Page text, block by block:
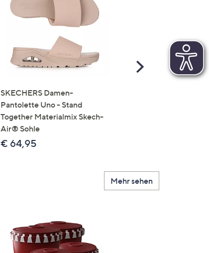
SKECHERS Damen-
Pantolette Uno - Stand
Together Materialmix Skech-
Air® Sohle
€ 64,95
Scroll
Mehr sehen